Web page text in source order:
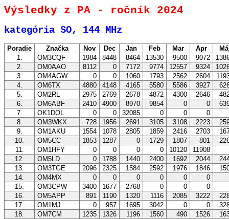
Výsledky z PA - ročník 2024
kategória SO, 144 MHz
Poradie Značka Nov Dec Jan Feb Mar Apr
1.
OM3CQF 1984 8448 8464 13530 9500 9072
2.
OM0AAO 8112 0 7172 9774 12557 9324
3.
OM4AGW 0 0 1060 1793 2562 2604
4.
OM6TX 4880 4148 4165 5580 5586 3927
5.
OM2RL 2975 2769 2678 4872 4300 2646
6.
OM6ABF 2410 4900 8970 9854 0 0
7.
OK1DOL 0 0 32085 0 0 0
8.
OM3WKX 728 1956 2691 3105 3108 2223
9.
OM1AKU 1554 1078 2805 1859 2416 2703
10.
OM5CC 1853 1287 0 1729 1807 801
11.
OM1HFY 0 0 0 0 10120 11908
12.
OM5LD 0 1788 1440 2400 1692 2044
13.
OM3TGE 2096 2325 1584 2592 1976 1846
14.
OM4MX 0 0 0 0 0 0
15.
OM3CPW 3400 1677 2768 0 0 0
16.
OM5APP 891 1190 1320 1116 2085 3222
17.
OM1MJ 0 957 1695 3042 0 0
18.
OM7CM 1235 1326 1196 1560 490 1526